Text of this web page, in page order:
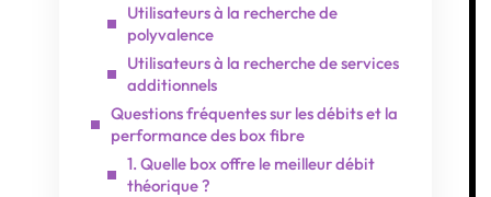
Utilisateurs à la recherche de
polyvalence
Utilisateurs à la recherche de services
additionnels
Questions fréquentes sur les débits et la
performance des box fibre
1. Quelle box offre le meilleur débit
théorique ?